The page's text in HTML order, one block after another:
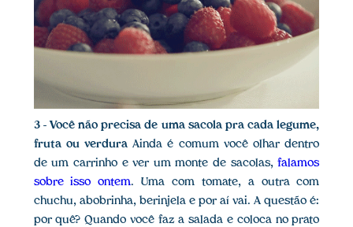
3 - Você não precisa de uma sacola pra cada legume,
fruta ou verduraAinda é comum você olhar dentro
de um carrinho e ver um monte de sacolas,falamos
sobre isso ontem. Uma com tomate, a outra com
chuchu, abobrinha, berinjela e por aí vai. A questão é:
por quê? Quando você faz a salada e coloca no prato